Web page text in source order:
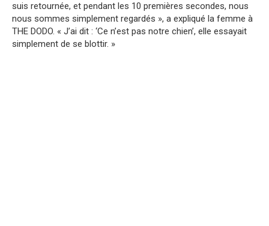
suis retournée, et pendant les 10 premières secondes, nous
nous sommes simplement regardés », a expliqué la femme à
THE DODO. « J’ai dit : ‘Ce n’est pas notre chien’, elle essayait
simplement de se blottir. »